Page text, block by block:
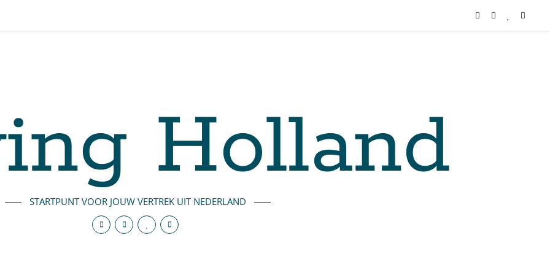
Holland
STARTPUNT VOOR JOUW VERTREK UIT NEDERLAND